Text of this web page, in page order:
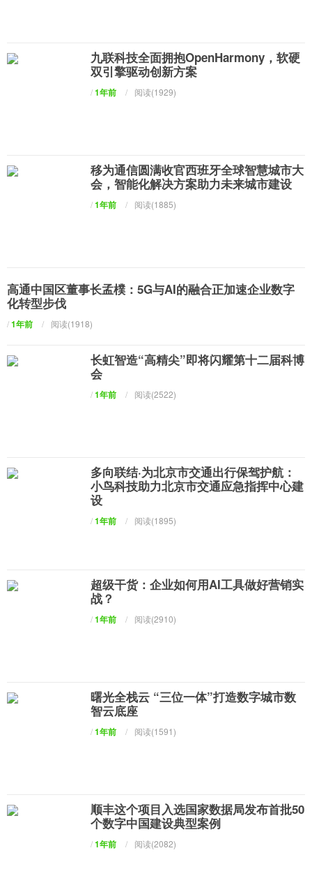
九联科技全面拥抱OpenHarmony，软硬
双引擎驱动创新方案
/1年前 / 阅读(1929)
移为通信圆满收官西班牙全球智慧城市大
会，智能化解决方案助力未来城市建设
/1年前 / 阅读(1885)
高通中国区董事长孟樸：5G与AI的融合正加速企业数字
化转型步伐
/1年前 / 阅读(1918)
长虹智造“高精尖”即将闪耀第十二届科博
会
/1年前 / 阅读(2522)
多向联结·为北京市交通出行保驾护航：
小鸟科技助力北京市交通应急指挥中心建
设
/1年前 / 阅读(1895)
超级干货：企业如何用AI工具做好营销实
战？
/1年前 / 阅读(2910)
曙光全栈云 “三位一体”打造数字城市数
智云底座
/1年前 / 阅读(1591)
顺丰这个项目入选国家数据局发布首批50
个数字中国建设典型案例
/1年前 / 阅读(2082)